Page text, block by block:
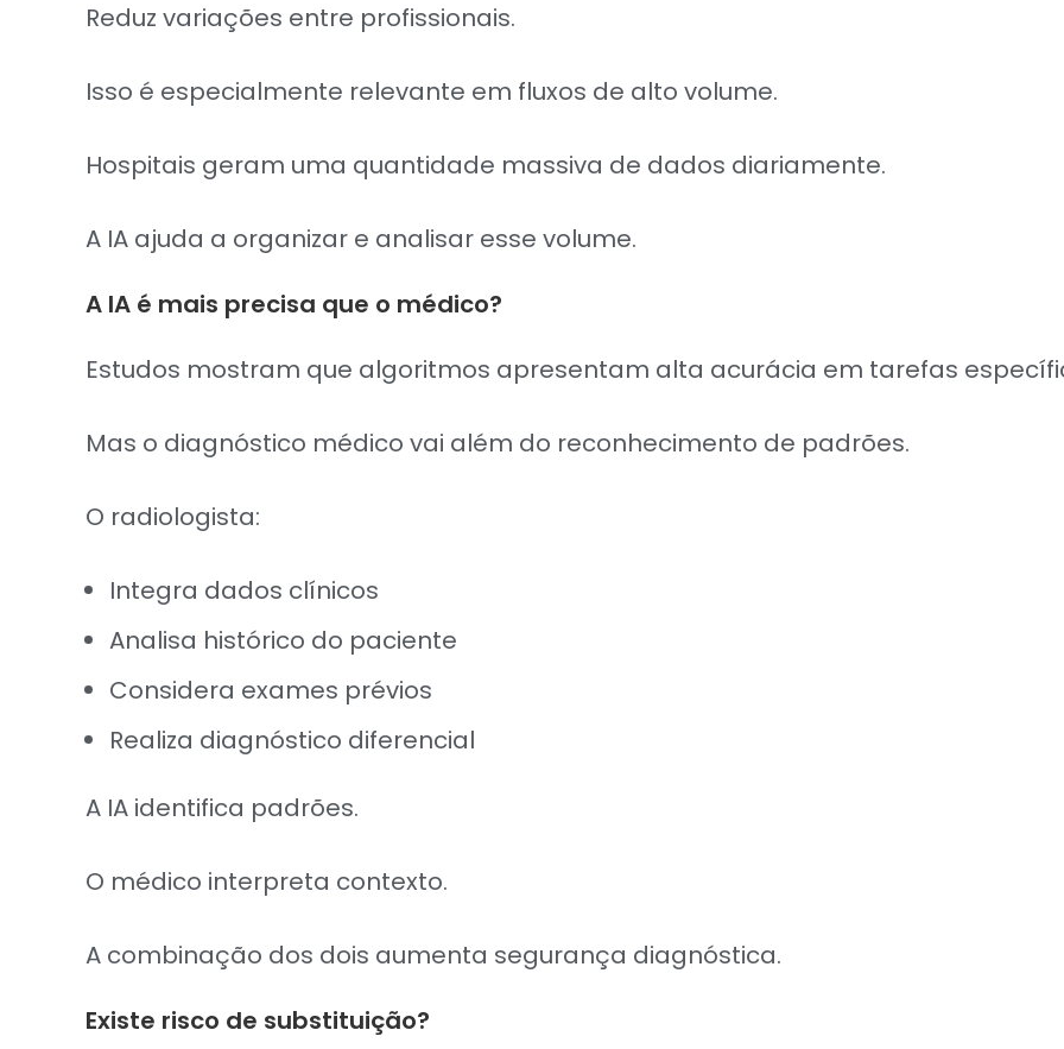
Reduz variações entre profissionais.
Isso é especialmente relevante em fluxos de alto volume.
Hospitais geram uma quantidade massiva de dados diariamente.
A IA ajuda a organizar e analisar esse volume.
A IA é mais precisa que o médico?
Estudos mostram que algoritmos apresentam alta acurácia em tarefas
Mas o diagnóstico médico vai além do reconhecimento de padrões.
O radiologista:
Integra dados clínicos
Analisa histórico do paciente
Considera exames prévios
Realiza diagnóstico diferencial
A IA identifica padrões.
O médico interpreta contexto.
A combinação dos dois aumenta segurança diagnóstica.
Existe risco de substituição?